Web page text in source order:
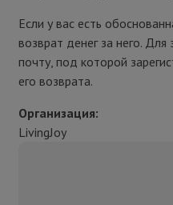
Если у вас есть
возврат денег за него.
почту, под которой
его возврата.
Организация:
LivingJoy